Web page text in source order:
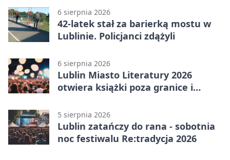
6 sierpnia 2026
42-latek stał za barierką mostu w
Lublinie. Policjanci zdążyli
6 sierpnia 2026
Lublin Miasto Literatury 2026
otwiera książki poza granice i
5 sierpnia 2026
Lublin zatańczy do rana - sobotnia
noc festiwalu Re:tradycja 2026